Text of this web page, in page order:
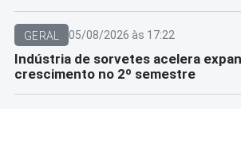
GERAL 05/08/2026 às 17:22
Indústria de sorvetes acelera
crescimento no 2º semestre